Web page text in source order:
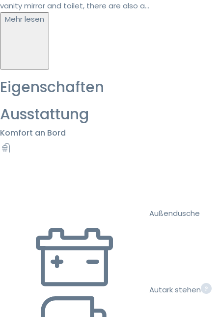
vanity mirror and toilet, there are also a...
Mehr lesen
Eigenschaften
Ausstattung
Komfort an Bord
Außendusche
Autark stehen